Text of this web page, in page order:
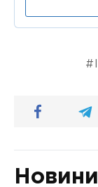
Новини